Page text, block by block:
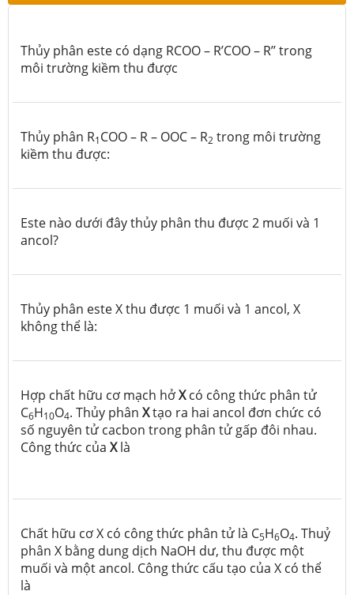
Thủy phân este có dạng RCOO – R’COO – R’’ trong
môi trường kiềm thu được
Thủy phân R1COO – R – OOC – R2 trong môi trường
kiềm thu được:
Este nào dưới đây thủy phân thu được 2 muối và 1
ancol?
Thủy phân este X thu được 1 muối và 1 ancol, X
không thể là:
Hợp chất hữu cơ mạch hởXcó công thức phân tử
C6H10O4. Thủy phân Xtạo ra hai ancol đơn chức có
số nguyên tử cacbon trong phân tử gấp đôi nhau.
Công thức của Xlà
Chất hữu cơ X có công thức phân tử là C5H6O4. Thuỷ
phân X bằng dung dịch NaOH dư, thu được một
muối và một ancol. Công thức cấu tạo của X có thể
là